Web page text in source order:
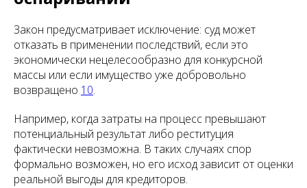
Закон предусматривает исключение: суд может
отказать в применении последствий, если это
экономически нецелесообразно для конкурсной
массы или если имущество уже добровольно
возвращено 10.
Например, когда затраты на процесс превышают
потенциальный результат либо реституция
фактически невозможна. В таких случаях спор
формально возможен, но его исход зависит от оценки
реальной выгоды для кредиторов.